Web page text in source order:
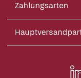
Zahlungsarten